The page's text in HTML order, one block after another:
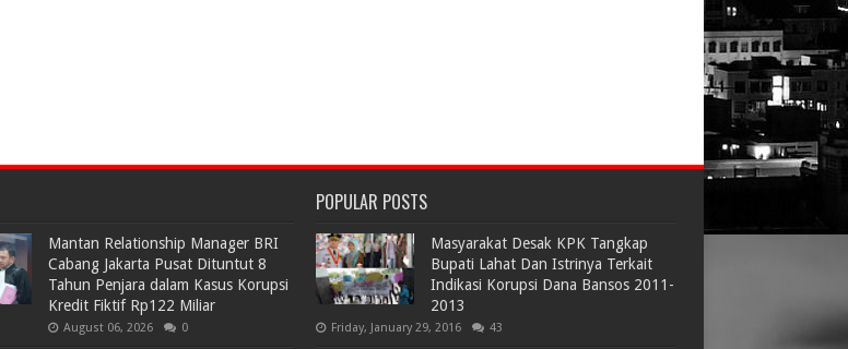
Mantan Relationship Manager BRI
Cabang Jakarta Pusat Dituntut 8
Tahun Penjara dalam Kasus Korupsi
Kredit Fiktif Rp122 Miliar
August 06, 2026 0
POPULAR POSTS
Masyarakat Desak KPK Tangkap
Bupati Lahat Dan Istrinya Terkait
Indikasi Korupsi Dana Bansos 2011-
2013
Friday, January 29, 2016 43